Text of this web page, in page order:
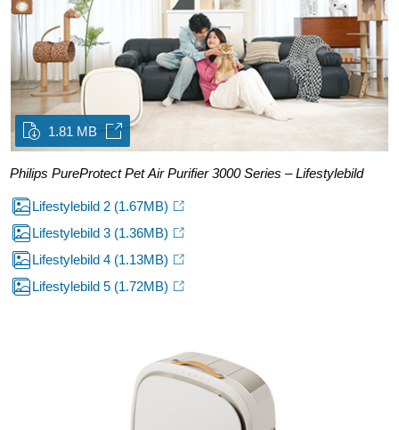
1.81 MB
Philips PureProtect Pet Air Purifier 3000 Series – Lifestylebild
Lifestylebild 2 (1.67MB)
Lifestylebild 3 (1.36MB)
Lifestylebild 4 (1.13MB)
Lifestylebild 5 (1.72MB)